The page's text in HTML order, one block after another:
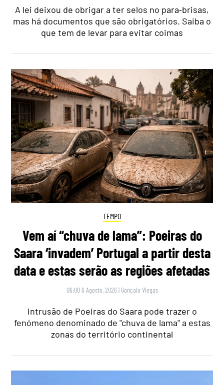
A lei deixou de obrigar a ter selos no para‑brisas,
mas há documentos que são obrigatórios. Saiba o
que tem de levar para evitar coimas
TEMPO
Vem aí “chuva de lama”: Poeiras do
Saara ‘invadem’ Portugal a partir desta
data e estas serão as regiões afetadas
06:00 6 Agosto, 2026 | Gonçalo Viegas
Intrusão de Poeiras do Saara pode trazer o
fenómeno denominado de "chuva de lama" a estas
zonas do território continental